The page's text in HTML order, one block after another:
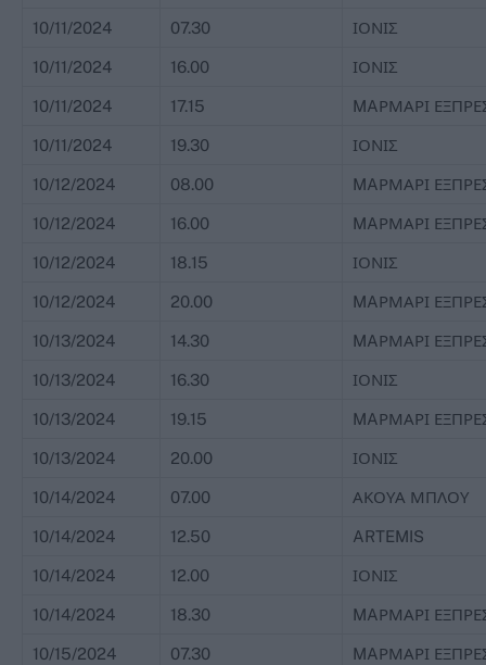
10/11/2024 07.30 ΙΟΝΙΣ
10/11/2024 16.00 ΙΟΝΙΣ
10/11/2024 17.15 MAΡΜΑΡΙ
10/11/2024 19.30 ΙΟΝΙΣ
10/12/2024 08.00 MAΡΜΑΡΙ
10/12/2024 16.00 MAΡΜΑΡΙ
10/12/2024 18.15 ΙΟΝΙΣ
10/12/2024 20.00 MAΡΜΑΡΙ
10/13/2024 14.30 MAΡΜΑΡΙ
10/13/2024 16.30 ΙΟΝΙΣ
10/13/2024 19.15 MAΡΜΑΡΙ
10/13/2024 20.00 ΙΟΝΙΣ
10/14/2024 07.00 ΑΚΟΥΑ ΜΠΛΟΥ
10/14/2024 12.50 ARTEMIS
10/14/2024 12.00 ΙΟΝΙΣ
10/14/2024 18.30 MAΡΜΑΡΙ
10/15/2024 07.30 MAΡΜΑΡΙ